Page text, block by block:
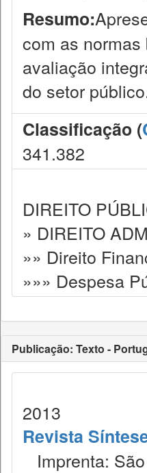
Resumo:
com as
avaliação
do setor
Classificação (
341.382
DIREITO
» DIREITO
»» Direito
»»» Despesa
Publicação: Texto -
2013
Revista
Imprenta: